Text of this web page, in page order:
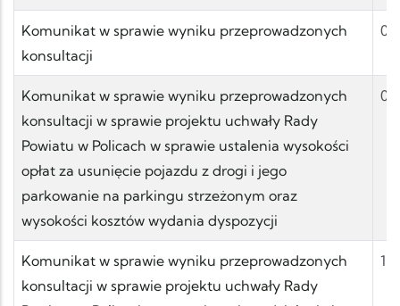
Komunikat w sprawie wyniku przeprowadzonych
konsultacji
Komunikat w sprawie wyniku przeprowadzonych
konsultacji w sprawie projektu uchwały Rady
Powiatu w Policach w sprawie ustalenia wysokości
opłat za usunięcie pojazdu z drogi i jego
parkowanie na parkingu strzeżonym oraz
wysokości kosztów wydania dyspozycji
Komunikat w sprawie wyniku przeprowadzonych
konsultacji w sprawie projektu uchwały Rady